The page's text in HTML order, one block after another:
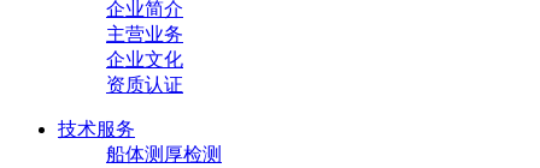
企业简介
主营业务
企业文化
资质认证
技术服务
船体测厚检测